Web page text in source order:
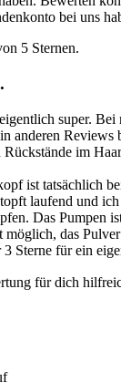
bei uns
5 Sternen.
super.
anderen Reviews
Rückstände im
ist tatsächlich
laufend und
Das Pumpen
möglich, das
Sterne für ein
für dich